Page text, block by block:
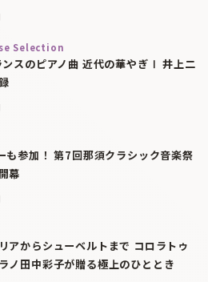
Selection
ンスのピアノ曲 近代の華やぎⅠ 井上二
も参加！ 第7回那須クラシック音楽祭
幕
アからシューベルトまで コロラトゥ
ノ田中彩子が贈る極上のひととき